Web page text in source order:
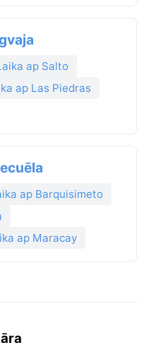
ap Salto
ap Las Piedras
ap Barquisimeto
ap Maracay